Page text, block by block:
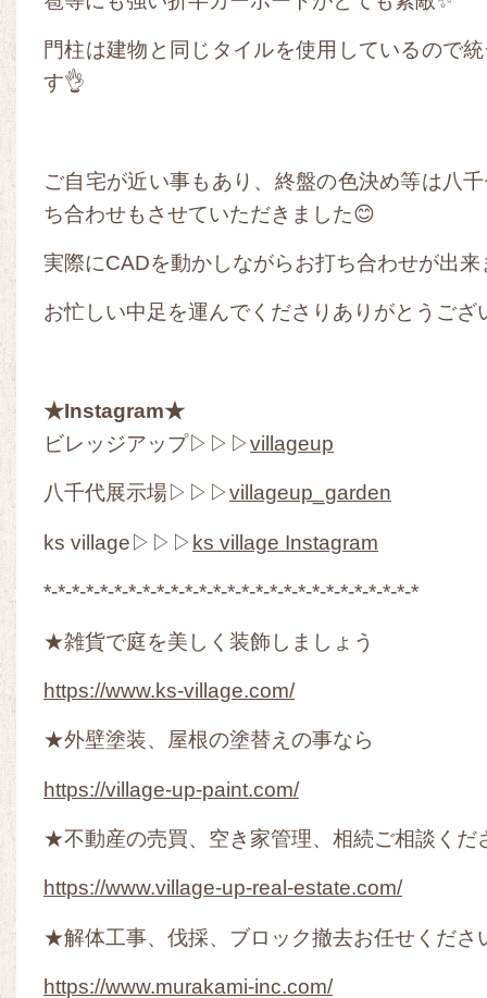
門柱は建物と同じタイルを使用しているので
す👌
ご自宅が近い事もあり、終盤の色決め等は八
ち合わせもさせていただきました😊
実際にCADを動かしながらお打ち合わせが出来
お忙しい中足を運んでくださりありがとうござ
★Instagram★
ビレッジアップ▷▷▷villageup
八千代展示場▷▷▷villageup_garden
ks village▷▷▷ ks village Instagram
*-*-*-*-*-*-*-*-*-*-*-*-*-*-*-*-*-*-*-*-*-*-*-*-*-*-*
★雑貨で庭を美しく装飾しましょう
https://www.ks-village.com/
★外壁塗装、屋根の塗替えの事なら
https://village-up-paint.com/
★不動産の売買、空き家管理、相続ご相談くだ
https://www.village-up-real-estate.com/
★解体工事、伐採、ブロック撤去お任せくださ
https://www.murakami-inc.com/